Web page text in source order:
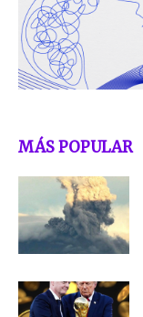
MÁS POPULAR